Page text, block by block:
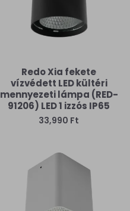
Redo Xia fekete
vízvédett LED kültéri
mennyezeti lámpa (RED-
91206) LED 1 izzós IP65
33,990 Ft